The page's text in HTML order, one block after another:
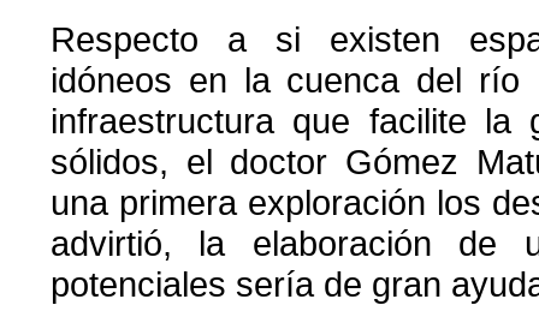
Respecto a si existen
idóneos en la cuenca del río
infraestructura que facilite la
sólidos, el doctor Gómez
una primera exploración los
advirtió, la elaboración de
potenciales sería de gran